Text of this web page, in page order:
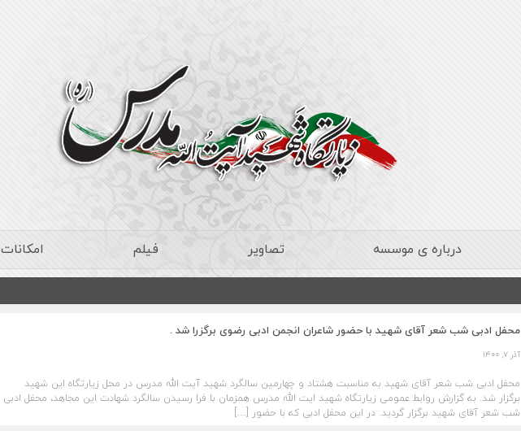
درباره ی موسسه تصاویر فیلم امکانات
محفل ادبی شب شعر آقای شهید با حضور شاعران انجمن ادبی رضوی برگزرا شد .
آذر ۷, ۱۴۰۰
محفل ادبی شب شعر آقای شهید به مناسبت هشتاد و چهارمین سالگرد شهید آیت الله مدرس در محل زیارتگاه این شهید
برگزار شد. به گزارش روابط عمومی زیارتگاه شهید ایت الله مدرس همزمان با فرا رسیدن سالگرد شهادت این مجاهد، محفل ادبی
شب شعر آقای شهید برگزار گردید. در این محفل ادبی که با حضور […]